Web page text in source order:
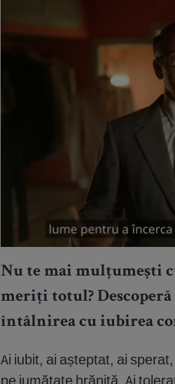
Nu te mai mulțumești
meriți totul?
întâlnirea cu iubirea
Ai iubit, ai așteptat, ai
pe jumătate hrănită. Ai